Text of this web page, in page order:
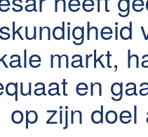
afspraak
516 23 70
markt,
en
op zijn doel